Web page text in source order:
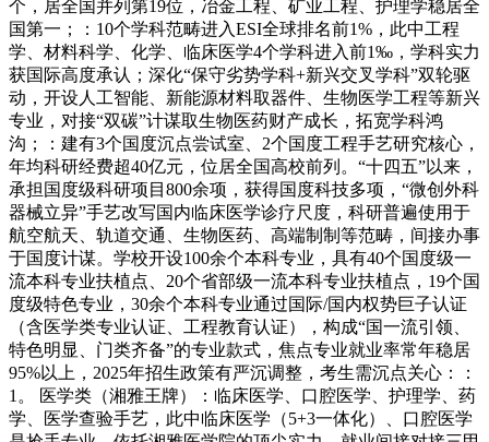
个，居全国并列第19位，冶金工程、矿业工程、护理学稳居全
国第一；：10个学科范畴进入ESI全球排名前1%，此中工程
学、材料科学、化学、临床医学4个学科进入前1‰，学科实力
获国际高度承认；深化“保守劣势学科+新兴交叉学科”双轮驱
动，开设人工智能、新能源材料取器件、生物医学工程等新兴
专业，对接“双碳”计谋取生物医药财产成长，拓宽学科鸿
沟；：建有3个国度沉点尝试室、2个国度工程手艺研究核心，
年均科研经费超40亿元，位居全国高校前列。“十四五”以来，
承担国度级科研项目800余项，获得国度科技多项，“微创外科
器械立异”手艺改写国内临床医学诊疗尺度，科研普遍使用于
航空航天、轨道交通、生物医药、高端制制等范畴，间接办事
于国度计谋。学校开设100余个本科专业，具有40个国度级一
流本科专业扶植点、20个省部级一流本科专业扶植点，19个国
度级特色专业，30余个本科专业通过国际/国内权势巨子认证
（含医学类专业认证、工程教育认证），构成“国一流引领、
特色明显、门类齐备”的专业款式，焦点专业就业率常年稳居
95%以上，2025年招生政策有严沉调整，考生需沉点关心：：
1。 医学类（湘雅王牌）：临床医学、口腔医学、护理学、药
学、医学查验手艺，此中临床医学（5+3一体化）、口腔医学